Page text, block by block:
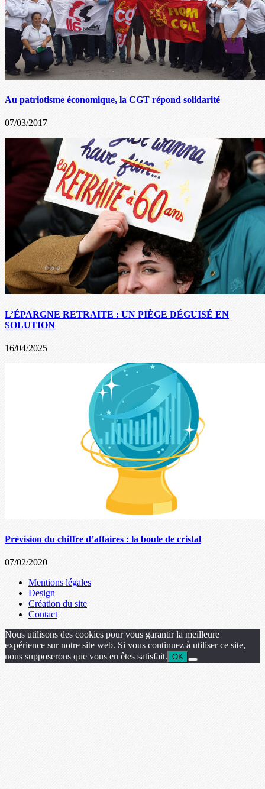
Au patriotisme économique, la CGT répond solidarité
07/03/2017
L’ÉPARGNE RETRAITE : UN PIÈGE DÉGUISÉ EN
SOLUTION
16/04/2025
Prévision du chiffre d’affaires : la boule de cristal
07/02/2020
Mentions légales
Design
Création du site
Contact
Nous utilisons des cookies pour vous garantir la meilleure
expérience sur notre site web. Si vous continuez à utiliser ce site,
nous supposerons que vous en êtes satisfait. OK